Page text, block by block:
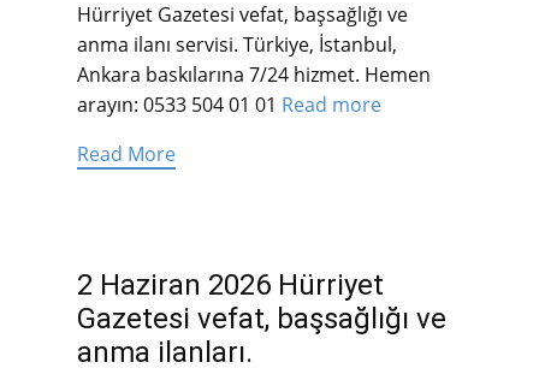
Hürriyet Gazetesi vefat, başsağlığı ve
anma ilanı servisi. Türkiye, İstanbul,
Ankara baskılarına 7/24 hizmet. Hemen
arayın: 0533 504 01 01 Read more
Read More
2 Haziran 2026 Hürriyet
Gazetesi vefat, başsağlığı ve
anma ilanları.